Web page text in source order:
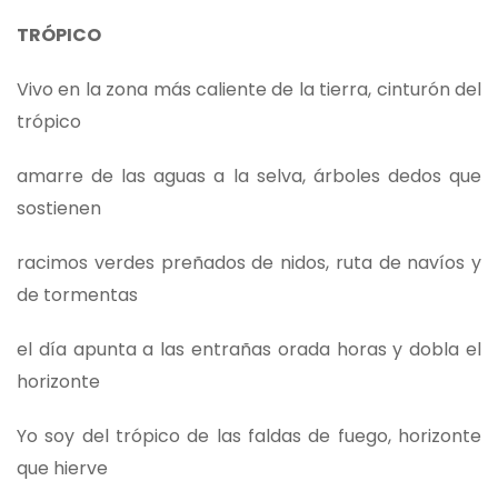
TRÓPICO
Vivo en la zona más caliente de la tierra, cinturón del
trópico
amarre de las aguas a la selva, árboles dedos que
sostienen
racimos verdes preñados de nidos, ruta de navíos y
de tormentas
el día apunta a las entrañas orada horas y dobla el
horizonte
Yo soy del trópico de las faldas de fuego, horizonte
que hierve